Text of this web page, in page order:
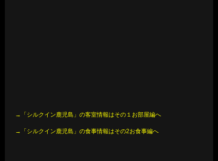
→「シルクイン鹿児島」の客室情報はその１お部屋編へ
→「シルクイン鹿児島」の食事情報はその2お食事編へ